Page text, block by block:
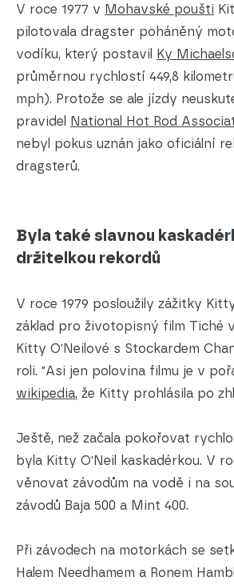
V roce 1977 v Mohavské poušti
pilotovala dragster poháněný
vodíku, který postavil Ky
průměrnou rychlostí 449,8
mph). Protože se ale jízdy
pravidel National Hot Rod
nebyl pokus uznán jako oficiální
dragsterů.
Byla také slavnou
držitelkou rekordů
V roce 1979 posloužily zážitky
základ pro životopisný film Tiché
Kitty O'Neilové s Stockardem
roli. "Asi jen polovina filmu je v
wikipedia, že Kitty prohlásila po
Ještě, než začala pokořovat
byla Kitty O'Neil kaskadérkou. V
věnovat závodům na vodě i na
závodů Baja 500 a Mint 400.
Při závodech na motorkách se
Halem Needhamem a Ronem